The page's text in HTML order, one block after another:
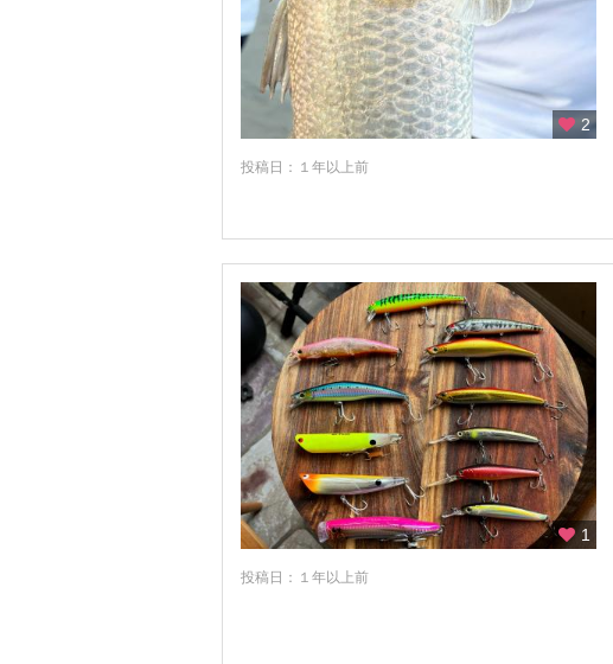
クイーンズランド州
クックタウン
クレイドル・マウンテン＝レイク・セン
ト・クレア国立公園
クーナワーラ周辺
グラフトン
グランピアンズ国立公園周辺
グリーン島
グレートオーシャンロード周辺
グレートケッペル島
コールスベイ
サウスコースト周辺
サンシャインコースト
2
投稿日：１年以上前
1
投稿日：１年以上前